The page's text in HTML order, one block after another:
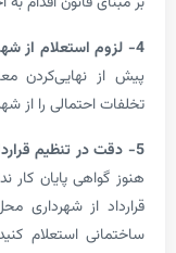
از شهرداری:
معامله،
را از شهرداری بگیرند.
تنظیم قرارداد فروش:
پایان کار ندارد در
از شهرداری محل وقوع
استعلام کنید و در